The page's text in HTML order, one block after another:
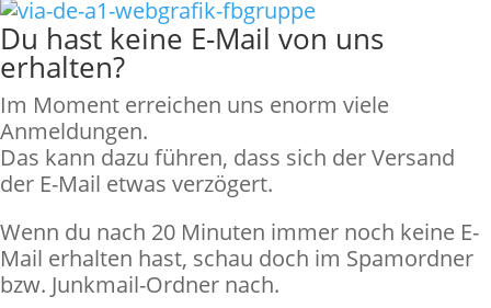
Du hast keine E-Mail von uns
erhalten?
Im Moment erreichen uns enorm viele
Anmeldungen.
Das kann dazu führen, dass sich der Versand
der E-Mail etwas verzögert.
Wenn du nach 20 Minuten immer noch keine E-
Mail erhalten hast, schau doch im Spamordner
bzw. Junkmail-Ordner nach.